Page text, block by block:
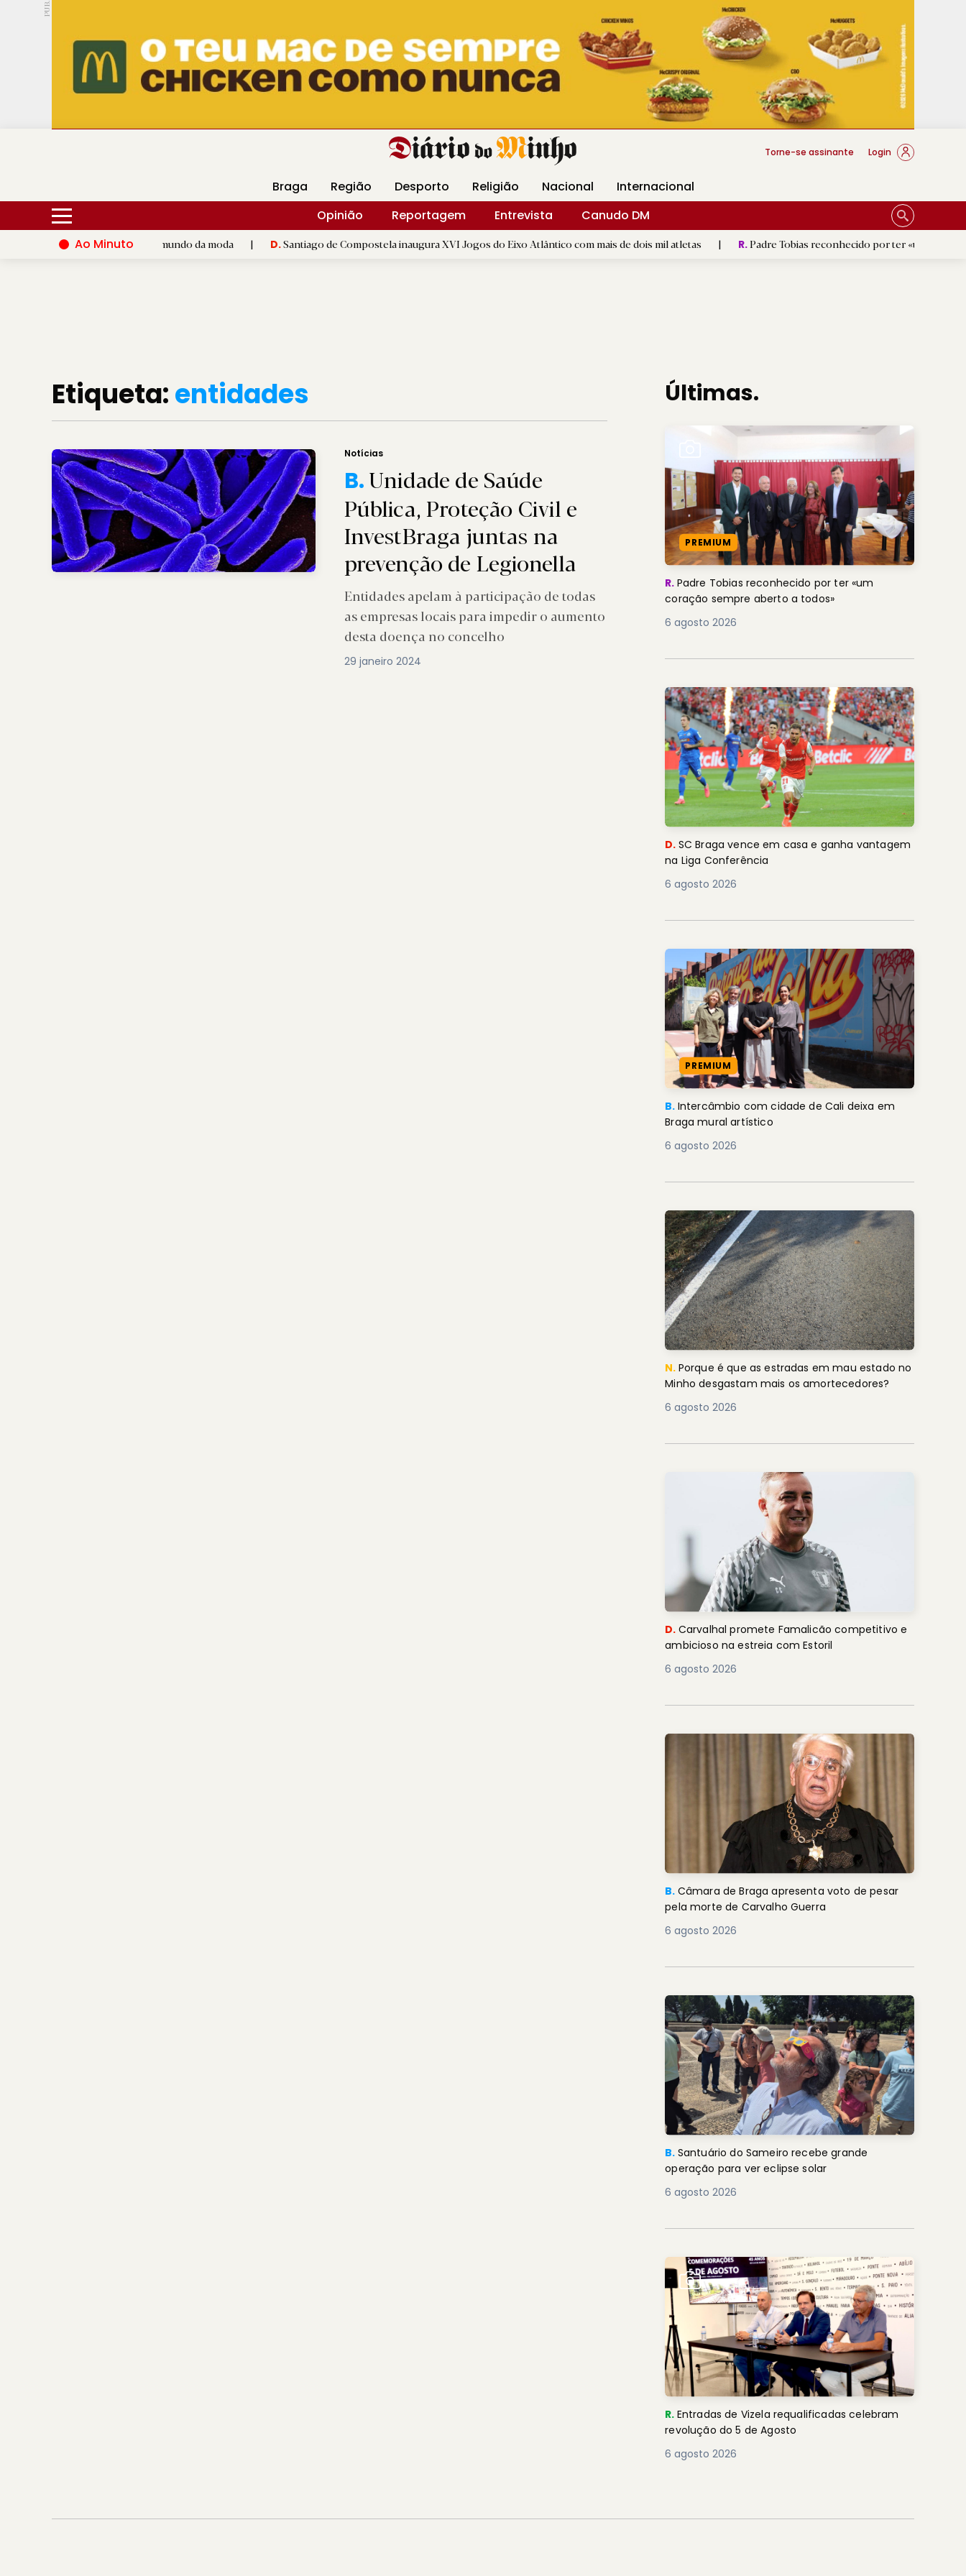
PUB.
Hoje 16ºC 25ºC DMtv Revista Minha Gráfica DM Livraria DM Arquidiocese Braga
Torne-se assinante Login
Braga Região Desporto Religião Nacional
Internacional
Opinião
Reportagem Entrevista
Canudo DM
Ao Minuto
e à inovação do mundo da moda | D.Santiago de Compostela inaugura XVI Jogos do Eixo Atlântico com mais de dois mil atletas | R.Padre Tobias reconhecido por ter «um coração sempre
Etiqueta:entidades
Notícias
B.Unidade de Saúde
Pública, Proteção Civil e
InvestBraga juntas na
prevenção de Legionella
Entidades apelam à participação de todas
as empresas locais para impedir o aumento
desta doença no concelho
29 janeiro 2024
Últimas.
PREMIUM
R. Padre Tobias reconhecido por ter «um
coração sempre aberto a todos»
6 agosto 2026
D. SC Braga vence em casa e ganha vantagem
na Liga Conferência
6 agosto 2026
PREMIUM
B. Intercâmbio com cidade de Cali deixa em
Braga mural artístico
6 agosto 2026
N. Porque é que as estradas em mau estado no
Minho desgastam mais os amortecedores?
6 agosto 2026
D. Carvalhal promete Famalicão competitivo e
ambicioso na estreia com Estoril
6 agosto 2026
B. Câmara de Braga apresenta voto de pesar
pela morte de Carvalho Guerra
6 agosto 2026
B. Santuário do Sameiro recebe grande
operação para ver eclipse solar
6 agosto 2026
R. Entradas de Vizela requalificadas celebram
revolução do 5 de Agosto
6 agosto 2026